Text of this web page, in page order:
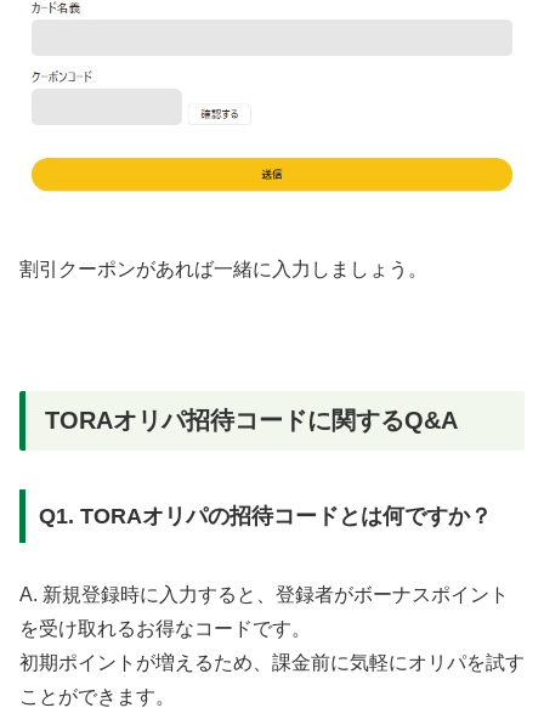
割引クーポンがあれば一緒に入力しましょう。
TORAオリパ招待コードに関するQ&A
Q1. TORAオリパの招待コードとは何ですか？
A. 新規登録時に入力すると、登録者がボーナスポイント
を受け取れるお得なコードです。
初期ポイントが増えるため、課金前に気軽にオリパを試す
ことができます。